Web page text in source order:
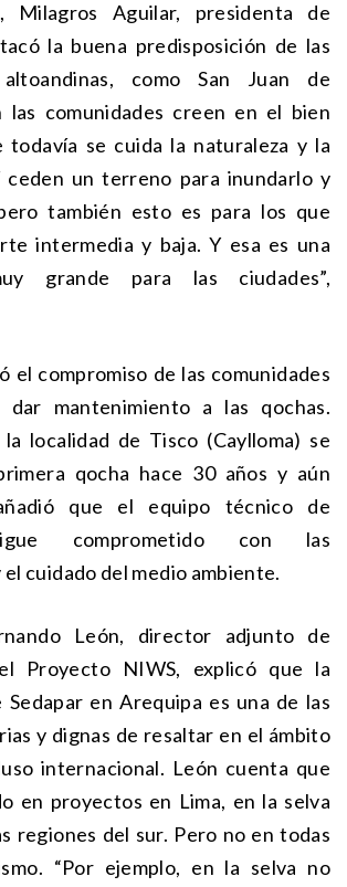
Milagros Aguilar, presidenta de
la buena predisposición de las
altoandinas, como San Juan de
las comunidades creen en el bien
todavía se cuida la naturaleza y la
ceden un terreno para inundarlo y
también esto es para los que
intermedia y baja. Y esa es una
grande para las ciudades”,
el compromiso de las comunidades
mantenimiento a las qochas.
localidad de Tisco (Caylloma) se
qocha hace 30 años y aún
que el equipo técnico de
comprometido con las
cuidado del medio ambiente.
León, director adjunto de
Proyecto NIWS, explicó que la
Sedapar en Arequipa es una de las
y dignas de resaltar en el ámbito
internacional. León cuenta que
en proyectos en Lima, en la selva
regiones del sur. Pero no en todas
“Por ejemplo, en la selva no